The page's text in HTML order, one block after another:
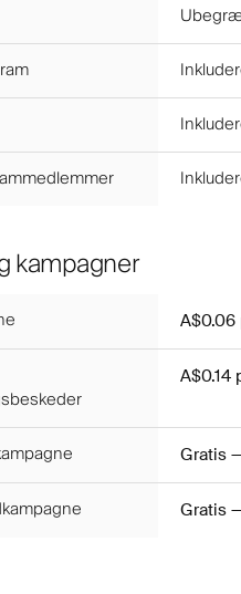
kampagner
A$0.06
A$0.14
Gratis
Gratis